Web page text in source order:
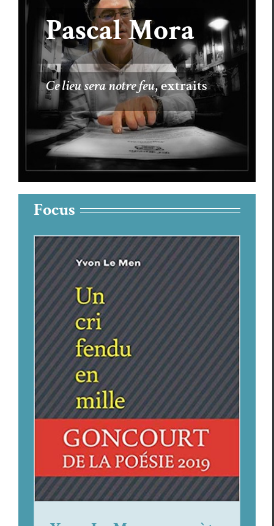
Pascal Mora
Ce lieu sera notre feu, extraits
Focus
Yvon Le Men : un poète à
plein temps
Focus Yvon Le Men